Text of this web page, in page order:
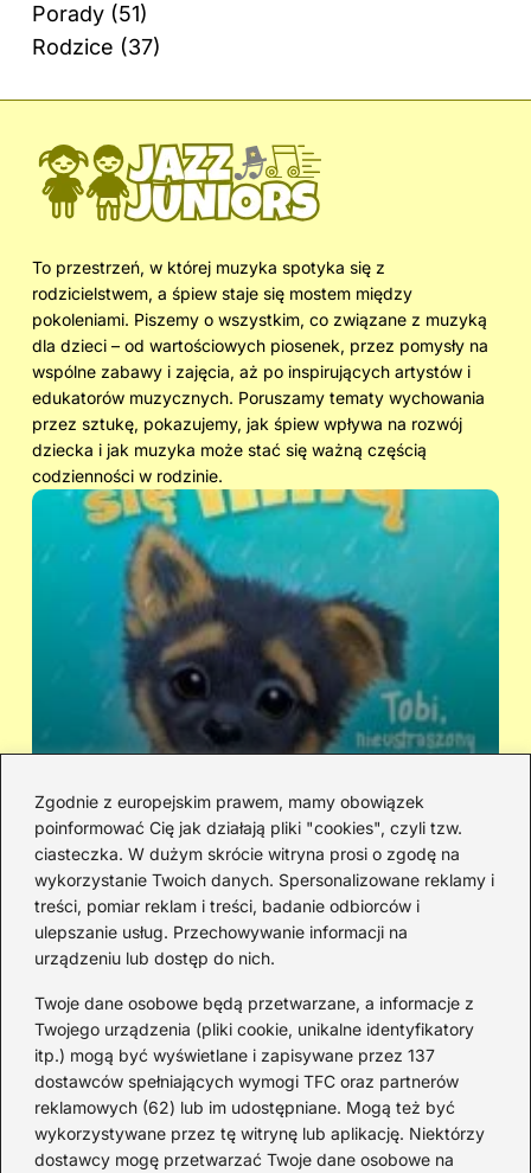
Zgodnie z europejskim prawem, mamy obowiązek
poinformować Cię jak działają pliki "cookies", czyli tzw.
ciasteczka. W dużym skrócie witryna prosi o zgodę na
wykorzystanie Twoich danych. Spersonalizowane reklamy i
treści, pomiar reklam i treści, badanie odbiorców i
ulepszanie usług. Przechowywanie informacji na
urządzeniu lub dostęp do nich.
Twoje dane osobowe będą przetwarzane, a informacje z
Twojego urządzenia (pliki cookie, unikalne identyfikatory
itp.) mogą być wyświetlane i zapisywane przez 137
dostawców spełniających wymogi TFC oraz partnerów
reklamowych (62) lub im udostępniane. Mogą też być
wykorzystywane przez tę witrynę lub aplikację. Niektórzy
dostawcy mogę przetwarzać Twoje dane osobowe na
Porady (51)
Rodzice (37)
To przestrzeń, w której muzyka spotyka się z
rodzicielstwem, a śpiew staje się mostem między
pokoleniami. Piszemy o wszystkim, co związane z muzyką
dla dzieci – od wartościowych piosenek, przez pomysły na
wspólne zabawy i zajęcia, aż po inspirujących artystów i
edukatorów muzycznych. Poruszamy tematy wychowania
przez sztukę, pokazujemy, jak śpiew wpływa na rozwój
dziecka i jak muzyka może stać się ważną częścią
codzienności w rodzinie.
Kto śpiewa „Zaopiekuj się mną”? IRA
czy Rezerwat — prawda o dwóch
wersjach
Redakcja
JazzJuniors.pl to miejsce dla rodziców, nauczycieli,
animatorów i wszystkich, którzy wierzą, że muzyka to coś
więcej niż dźwięki – to emocje, relacje i wspomnienia.
Szukasz inspiracji do rodzinnego śpiewania?
Redakcja: Monika Zawadzka